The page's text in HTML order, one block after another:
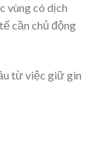
vùng có dịch
cần chủ động
từ việc giữ gìn